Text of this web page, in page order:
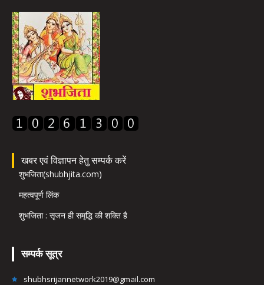
खबर एवं विज्ञापन हेतु सम्पर्क करें
शुभजिता(shubhjita.com)
महत्वपूर्ण लिंक
शुभजिता : सृजन ही समृद्धि की शक्ति है
सम्पर्क सूत्र
shubhsrijannetwork2019@gmail.com